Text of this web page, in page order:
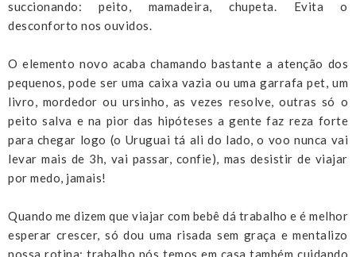
succionando: peito, mamadeira, chupeta. Evita o
desconforto nos ouvidos.
O elemento novo acaba chamando bastante a atenção dos
pequenos, pode ser uma caixa vazia ou uma garrafa pet, um
livro, mordedor ou ursinho, as vezes resolve, outras só o
peito salva e na pior das hipóteses a gente faz reza forte
para chegar logo (o Uruguai tá ali do lado, o voo nunca vai
levar mais de 3h, vai passar, confie), mas desistir de viajar
por medo, jamais!
Quando me dizem que viajar com bebê dá trabalho e é melhor
esperar crescer, só dou uma risada sem graça e mentalizo
nossa rotina: trabalho nós temos em casa também cuidando